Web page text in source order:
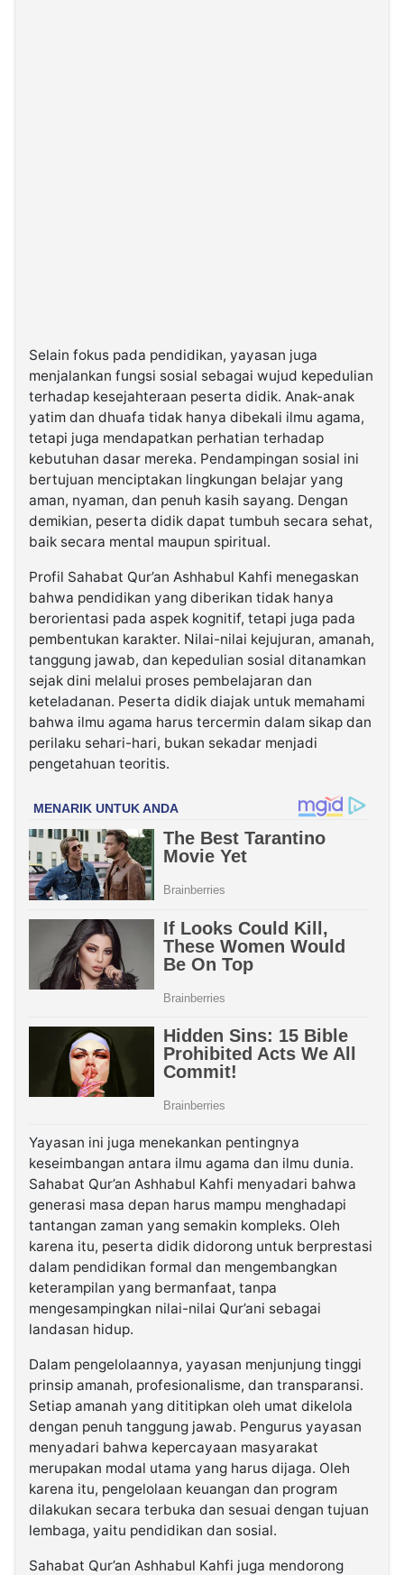
Selain fokus pada pendidikan, yayasan juga
menjalankan fungsi sosial sebagai wujud kepedulian
terhadap kesejahteraan peserta didik. Anak-anak
yatim dan dhuafa tidak hanya dibekali ilmu agama,
tetapi juga mendapatkan perhatian terhadap
kebutuhan dasar mereka. Pendampingan sosial ini
bertujuan menciptakan lingkungan belajar yang
aman, nyaman, dan penuh kasih sayang. Dengan
demikian, peserta didik dapat tumbuh secara sehat,
baik secara mental maupun spiritual.
Profil Sahabat Qur’an Ashhabul Kahfi menegaskan
bahwa pendidikan yang diberikan tidak hanya
berorientasi pada aspek kognitif, tetapi juga pada
pembentukan karakter. Nilai-nilai kejujuran, amanah,
tanggung jawab, dan kepedulian sosial ditanamkan
sejak dini melalui proses pembelajaran dan
keteladanan. Peserta didik diajak untuk memahami
bahwa ilmu agama harus tercermin dalam sikap dan
perilaku sehari-hari, bukan sekadar menjadi
pengetahuan teoritis.
Yayasan ini juga menekankan pentingnya
keseimbangan antara ilmu agama dan ilmu dunia.
Sahabat Qur’an Ashhabul Kahfi menyadari bahwa
generasi masa depan harus mampu menghadapi
tantangan zaman yang semakin kompleks. Oleh
karena itu, peserta didik didorong untuk berprestasi
dalam pendidikan formal dan mengembangkan
keterampilan yang bermanfaat, tanpa
mengesampingkan nilai-nilai Qur’ani sebagai
landasan hidup.
Dalam pengelolaannya, yayasan menjunjung tinggi
prinsip amanah, profesionalisme, dan transparansi.
Setiap amanah yang dititipkan oleh umat dikelola
dengan penuh tanggung jawab. Pengurus yayasan
menyadari bahwa kepercayaan masyarakat
merupakan modal utama yang harus dijaga. Oleh
karena itu, pengelolaan keuangan dan program
dilakukan secara terbuka dan sesuai dengan tujuan
lembaga, yaitu pendidikan dan sosial.
Sahabat Qur’an Ashhabul Kahfi juga mendorong